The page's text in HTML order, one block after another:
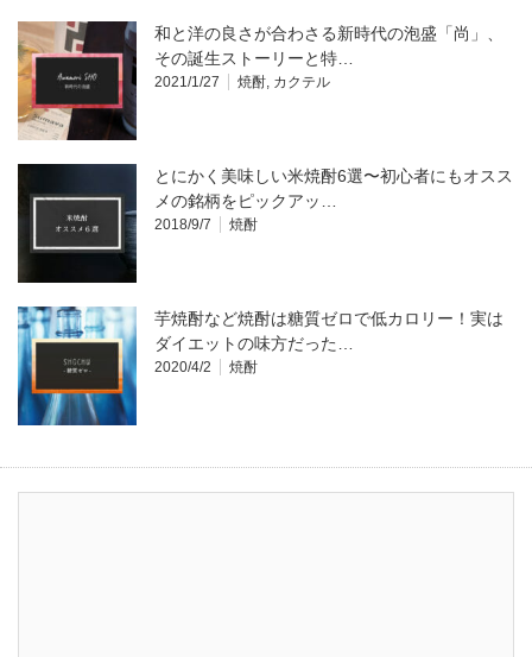
和と洋の良さが合わさる新時代の泡盛「尚」、
その誕生ストーリーと特…
2021/1/27 焼酎 カクテル
とにかく美味しい米焼酎6選〜初心者にもオスス
メの銘柄をピックアッ…
2018/9/7 焼酎
芋焼酎など焼酎は糖質ゼロで低カロリー！実は
ダイエットの味方だった…
2020/4/2 焼酎